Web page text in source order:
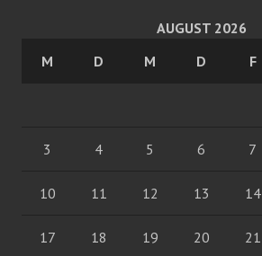
AUGUST 2026
M
D M D F
3 4 5 6 7
10 11 12 13 14
17 18 19 20 21